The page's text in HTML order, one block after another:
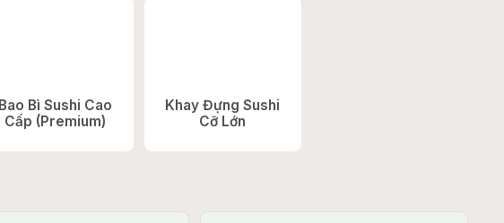
Bao Bì Sushi Cao
Cấp (Premium)
Khay Đựng Sushi
Cỡ Lớn